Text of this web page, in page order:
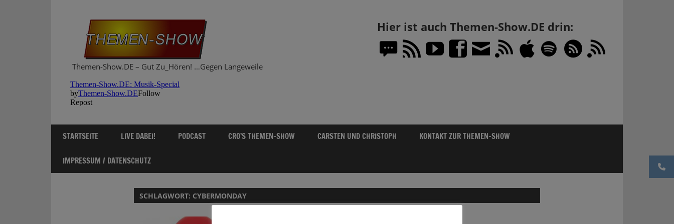
Themen-Show.DE – Gut Zu_Hören! …Gegen Langeweile
Hier ist auch Themen-Show.DE drin:
STARTSEITE LIVE DABEI! PODCAST CRO’S THEMEN-SHOW CARSTEN UND CHRISTOPH KONTAKT ZUR THEMEN-SHOW
IMPRESSUM / DATENSCHUTZ
SCHLAGWORT: CYBERMONDAY